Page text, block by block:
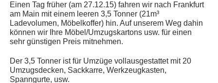
Einen Tag früher (am 27.12.15) fahren wir nach Frankfurt
am Main mit einem leeren 3,5 Tonner (21m³
Ladevolumen, Möbelkoffer) hin. Auf unserem Weg dahin
können wir Ihre Möbel/Umzugskartons usw. für einen
sehr günstigen Preis mitnehmen.
Der 3,5 Tonner ist für Umzüge vollausgestattet mit 20
Umzugsdecken, Sackkarre, Werkzeugkasten,
Spanngurte, usw.